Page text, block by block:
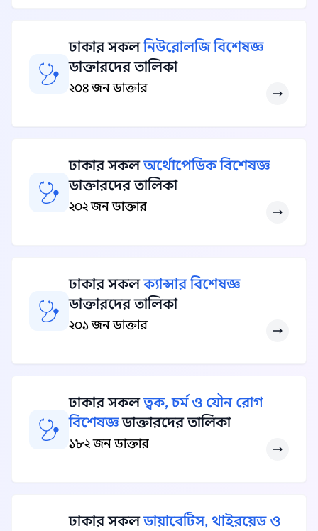
ঢাকার সকলনিউরোলজি বিশেষজ্ঞ
ডাক্তারদের তালিকা
২০৪ জন ডাক্তার
ঢাকার সকলঅর্থোপেডিক বিশেষজ্ঞ
ডাক্তারদের তালিকা
২০২ জন ডাক্তার
ঢাকার সকলক্যান্সার বিশেষজ্ঞ
ডাক্তারদের তালিকা
২০১ জন ডাক্তার
ঢাকার সকলত্বক, চর্ম ও যৌন রোগ
বিশেষজ্ঞডাক্তারদের তালিকা
১৮২ জন ডাক্তার
ঢাকার সকলডায়াবেটিস, থাইরয়েড ও